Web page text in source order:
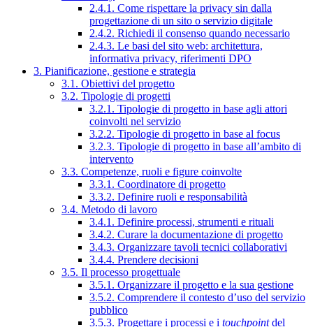
2.4.1. Come rispettare la privacy sin dalla
progettazione di un sito o servizio digitale
2.4.2. Richiedi il consenso quando necessario
2.4.3. Le basi del sito web: architettura,
informativa privacy, riferimenti DPO
3. Pianificazione, gestione e strategia
3.1. Obiettivi del progetto
3.2. Tipologie di progetti
3.2.1. Tipologie di progetto in base agli attori
coinvolti nel servizio
3.2.2. Tipologie di progetto in base al focus
3.2.3. Tipologie di progetto in base all’ambito di
intervento
3.3. Competenze, ruoli e figure coinvolte
3.3.1. Coordinatore di progetto
3.3.2. Definire ruoli e responsabilità
3.4. Metodo di lavoro
3.4.1. Definire processi, strumenti e rituali
3.4.2. Curare la documentazione di progetto
3.4.3. Organizzare tavoli tecnici collaborativi
3.4.4. Prendere decisioni
3.5. Il processo progettuale
3.5.1. Organizzare il progetto e la sua gestione
3.5.2. Comprendere il contesto d’uso del servizio
pubblico
3.5.3. Progettare i processi e i touchpointdel